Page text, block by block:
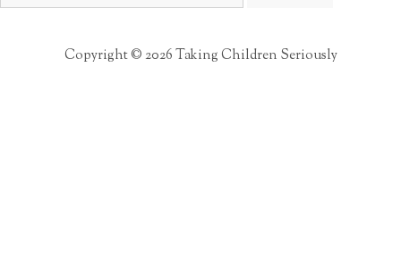
per:
Copyright © 2026 Taking Children Seriously